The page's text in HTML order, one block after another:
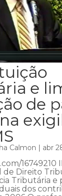
e
de
Calmon abr
16749210
de Direito
Tributária
dos